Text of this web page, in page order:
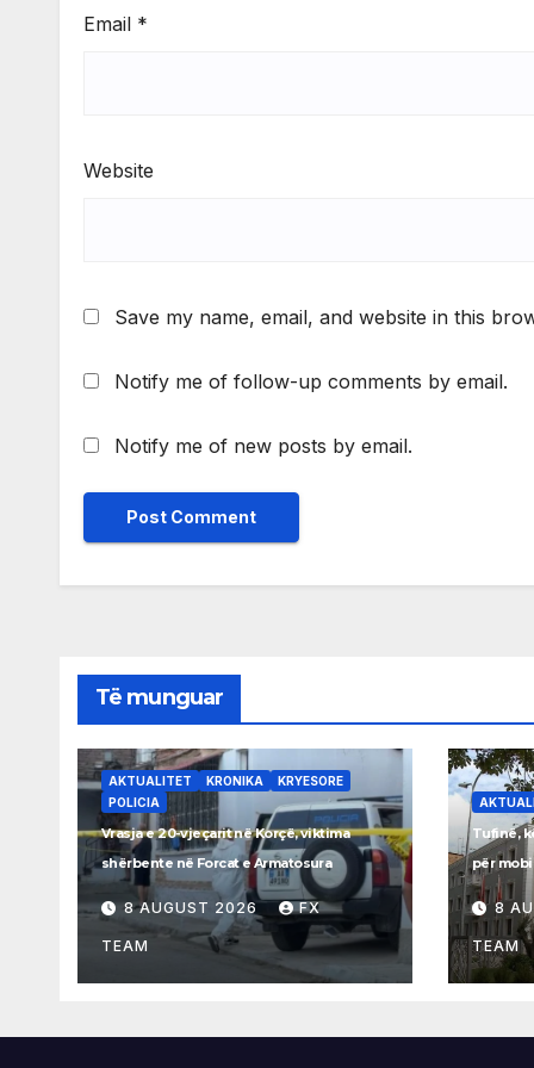
Email *
Website
Save my name, email, and website in this
Notify me of follow-up comments by email.
Notify me of new posts by email.
Të munguar
AKTUALITET KRONIKA
KRYESORE
POLICIA
Vrasja e 20-vjeçarit në Korçë, viktima
shërbente në Forcat e Armatosura
8 AUGUST 2026 FX
TEAM
Tufinë,
për
8
TEAM